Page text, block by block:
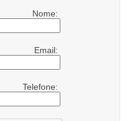
Nome:
Email:
Telefone: